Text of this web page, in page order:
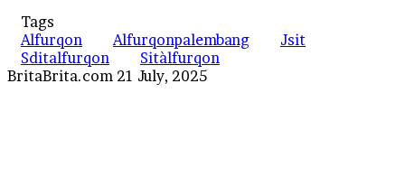
Tags
Alfurqon
Alfurqonpalembang
Jsit
Sditalfurqon
Sitàlfurqon
BritaBrita.com Send
21 July, 2025